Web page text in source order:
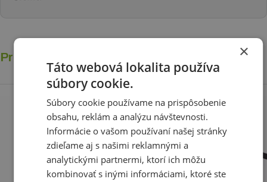
Príslušenstvo ×
Táto webová lokalita používa
súbory cookie.
Súbory cookie používame na prispôsobenie
obsahu, reklám a analýzu návštevnosti.
Informácie o vašom používaní našej stránky
zdieľame aj s našimi reklamnými a
analytickými partnermi, ktorí ich môžu
kombinovať s inými informáciami, ktoré ste